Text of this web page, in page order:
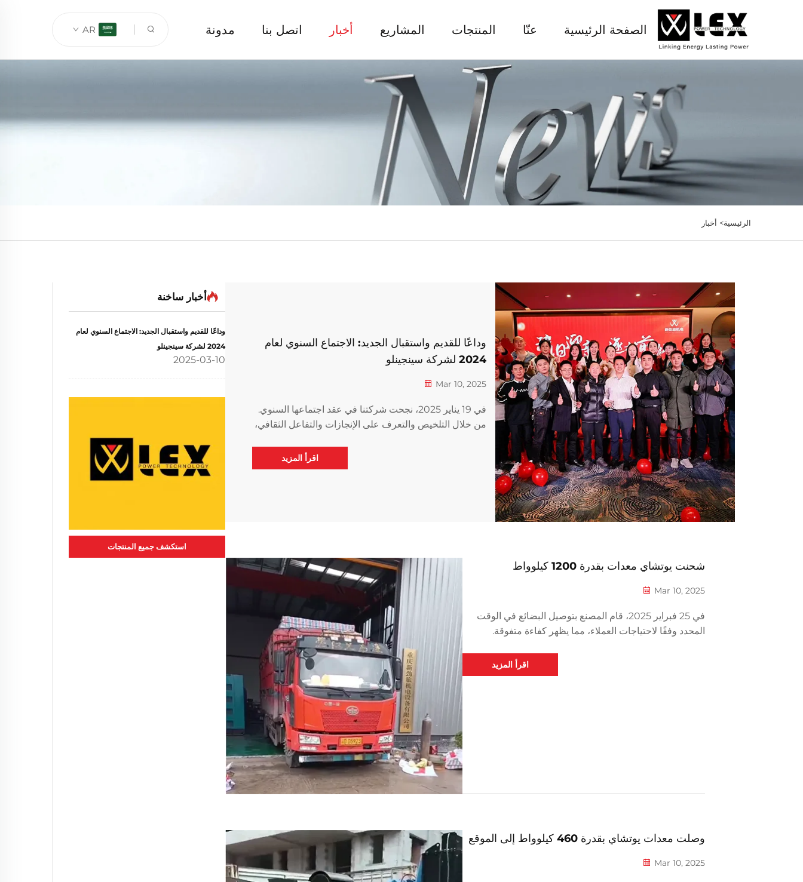
الصفحة الرئيسية عنّا المنتجات المشاريع أخبار اتصل بنا مدونة AR
الرئيسية> أخبار
وداعًا للقديم واستقبال الجديد: الاجتماع السنوي لعام
2024 لشركة سينجينلو
Mar 10, 2025
في 19 يناير 2025، نجحت شركتنا في عقد اجتماعها السنوي.
من خلال التلخيص والتعرف على الإنجازات والتفاعل الثقافي،
اقرأ المزيد
شحنت يوتشاي معدات بقدرة 1200 كيلوواط
Mar 10, 2025
في 25 فبراير 2025، قام المصنع بتوصيل البضائع في الوقت
المحدد وفقًا لاحتياجات العملاء، مما يظهر كفاءة متفوقة.
اقرأ المزيد
وصلت معدات يوتشاي بقدرة 460 كيلوواط إلى الموقع
Mar 10, 2025
أخبار ساخنة
وداعًا للقديم واستقبال الجديد: الاجتماع السنوي لعام
2024 لشركة سينجينلو
2025-03-10
استكشف جميع المنتجات